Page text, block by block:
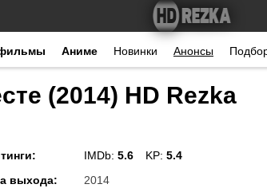
Аниме Новинки Анонсы
(2014) HD Rezka
: IMDb: 5.6 KP: 5.4
выхода:
2014